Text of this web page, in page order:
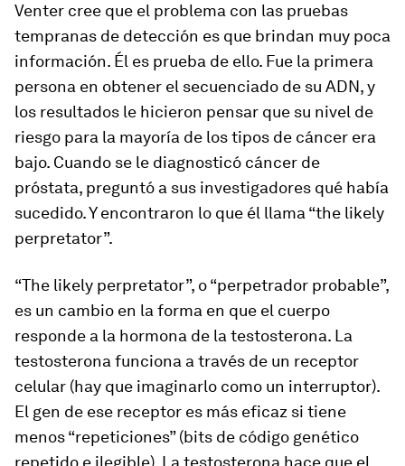
Venter cree que el problema con las pruebas
tempranas de detección es que brindan muy poca
información. Él es prueba de ello. Fue la primera
persona en obtener el secuenciado de su ADN, y
los resultados le hicieron pensar que su nivel de
riesgo para la mayoría de los tipos de cáncer era
bajo. Cuando se le diagnosticó cáncer de
próstata, preguntó a sus investigadores qué había
sucedido. Y encontraron lo que él llama “the likely
perpretator”.
“The likely perpretator”, o “perpetrador probable”,
es un cambio en la forma en que el cuerpo
responde a la hormona de la testosterona. La
testosterona funciona a través de un receptor
celular (hay que imaginarlo como un interruptor).
El gen de ese receptor es más eficaz si tiene
menos “repeticiones” (bits de código genético
repetido e ilegible). La testosterona hace que el